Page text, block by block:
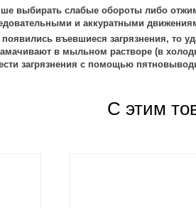
выбирать слабые обороты либо
и аккуратными
въевшиеся загрязнения, то
в мыльном растворе (в
загрязнения с помощью
С этим